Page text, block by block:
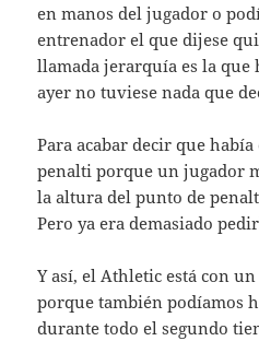
en manos del jugador o
entrenador el que dijese
llamada jerarquía es la que
ayer no tuviese nada que
Para acabar decir que
penalti porque un jugador
la altura del punto de
Pero ya era demasiado
Y así, el Athletic está con
porque también podíamos
durante todo el segundo